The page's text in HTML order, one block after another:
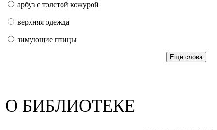
арбуз с толстой кожурой
верхняя одежда
зимующие птицы
Еще слова
О БИБЛИОТЕКЕ